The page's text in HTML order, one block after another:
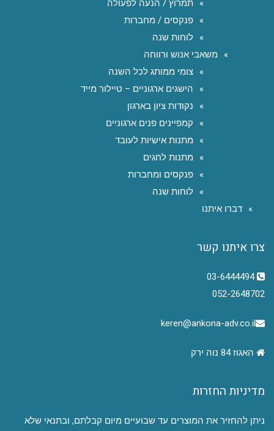
תמרוץ / הנעה לפעולה
פנקסים / מחברות
לוחות שנה
משאבי אנוש ורווחה
צומי ממותג לכל השנה
הישגים ארגוניים – טיילור מייד
נקודות ציון בארגון
קמפיינים פנים ארגוניים
מתנות אישיות לעובד
מתנות לחגים
פנקסים ומחברות
לוחות שנה
דברו איתנו
צרו איתנו קשר
03-6444494
052-2648702
keren@ankona-adv.co.il
האגוז 84 נוה ירק
מדיניות החזרות
ניתן להחזיר את המוצרים עד שבועיים מיום קבלתם, ובתנאי שלא